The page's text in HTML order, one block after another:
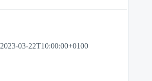
2023-03-22T10:00:00+0100